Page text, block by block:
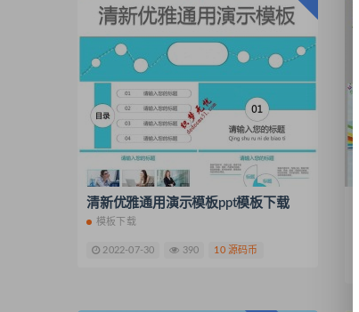
清新优雅通用演示模板ppt模板下载
模板下载
2022-07-30 390 10 源码币